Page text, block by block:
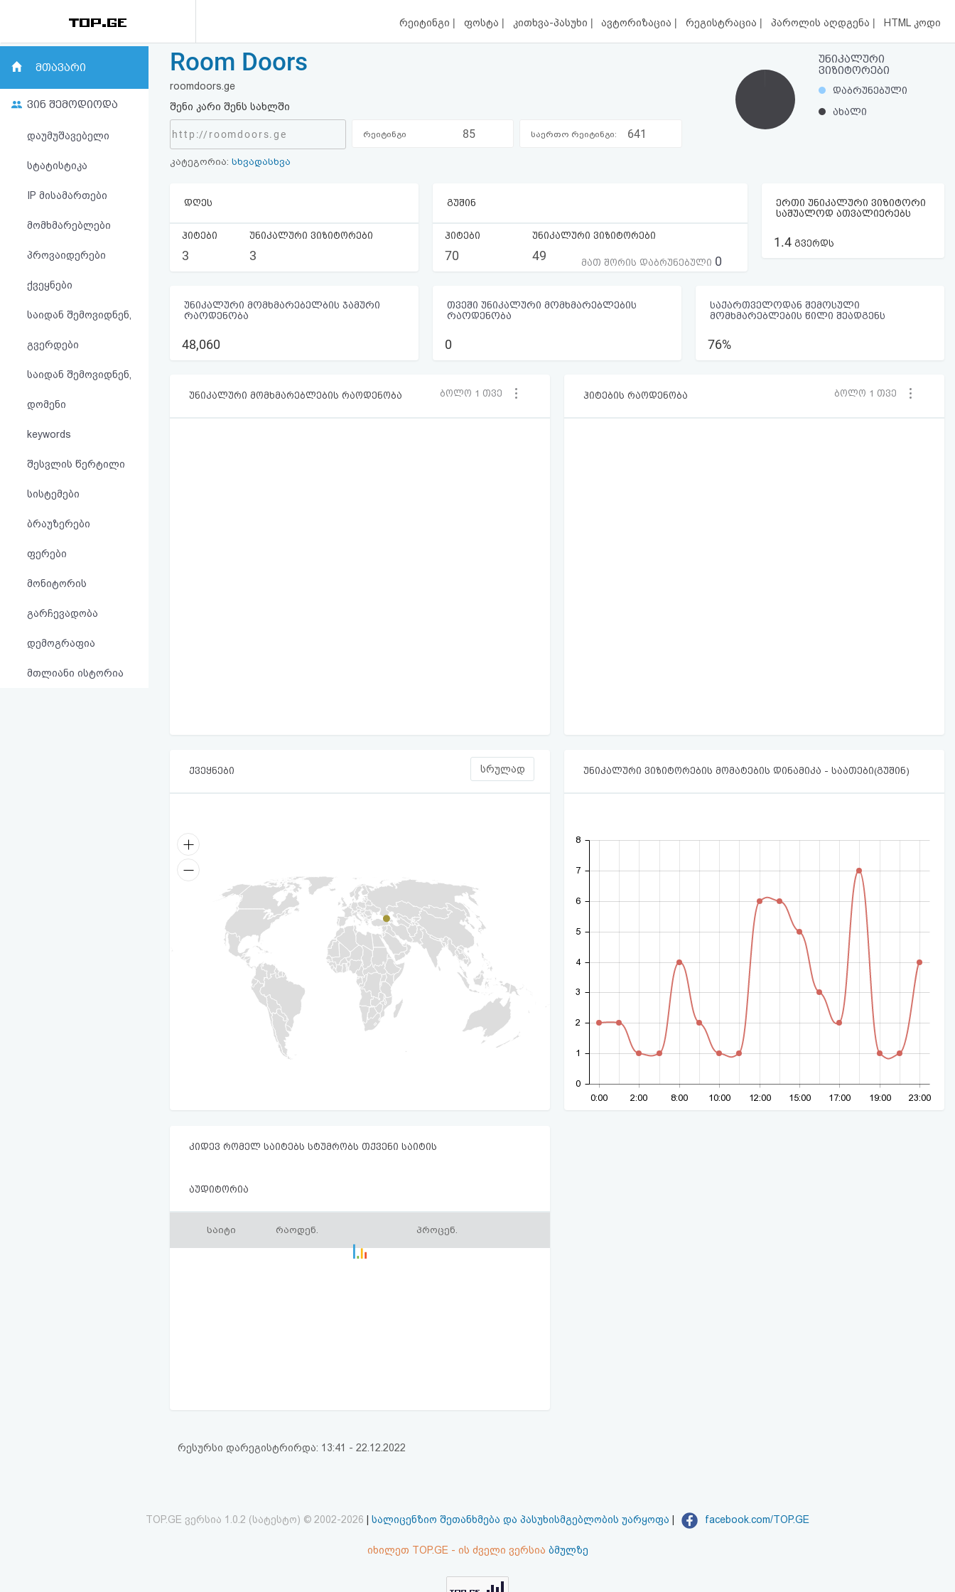
რეიტინგი | ფოსტა | კითხვა-პასუხი | ავტორიზაცია | რეგისტრაცია | პაროლის აღდგენა | HTML კოდი
რეიტინგი
(მთავარი)
კითხვა-
პასუხი
ავტორიზაცია
რეგისტრაცია
სალიცენზიო
შეთანხმება
მთავარი
ვინ შემოდიოდა
დაუმუშავებელი
სტატისტიკა
IP მისამართები
მომხმარებლები
პროვაიდერები
ქვეყნები
საიდან შემოვიდნენ,
გვერდები
საიდან შემოვიდნენ,
დომენი
keywords
შესვლის წერტილი
სისტემები
ბრაუზერები
ფერები
მონიტორის
გარჩევადობა
დემოგრაფია
მთლიანი ისტორია
Room Doors
roomdoors.ge
შენი კარი შენს სახლში
http://roomdoors.ge რეიტინგი 85 საერთო რეიტინგი: 641
კატეგორია: სხვადასხვა
უნიკალური
ვიზიტორები
დაბრუნებული
ახალი
დღეს
ჰიტები
3
უნიკალური ვიზიტორები
3
გუშინ
ჰიტები
70
უნიკალური ვიზიტორები
49 მათ შორის დაბრუნებული 0
ერთი უნიკალური ვიზიტორი
საშუალოდ ათვალიერებს
1.4გვერდს
უნიკალური მომხმარებელბის ჯამური
რაოდენობა
48,060
თვეში უნიკალური მომხმარებლების
რაოდენობა
0
საქართველოდან შემოსული
მომხმარებლების წილი შეადგენს
76%
უნიკალური მომხმარებლების რაოდენობა ბოლო 1 თვე ჰიტების რაოდენობა ბოლო 1 თვე
ქვეყნები სრულად უნიკალური ვიზიტორების მომატების დინამიკა - საათები(გუშინ)
0:00 2:00 8:00 10:00 12:00 15:00 17:00 19:00 23:00
0
1
2
3
4
5
6
7
8
კიდევ რომელ საიტებს სტუმრობს თქვენი საიტის
აუდიტორია
საიტი რაოდენ. პროცენ.
რესურსი დარეგისტრირდა: 13:41 - 22.12.2022
TOP.GE ვერსია 1.0.2 (სატესტო) © 2002-2026 სალიცენზიო შეთანხმება და პასუხისმგებლობის უარყოფა facebook.com/TOP.GE
იხილეთ TOP.GE - ის ძველი ვერსია ბმულზე